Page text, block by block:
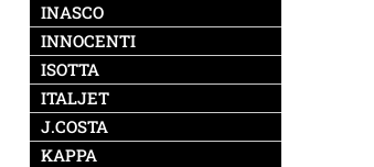
INASCO
INNOCENTI
ISOTTA
ITALJET
J.COSTA
KAPPA